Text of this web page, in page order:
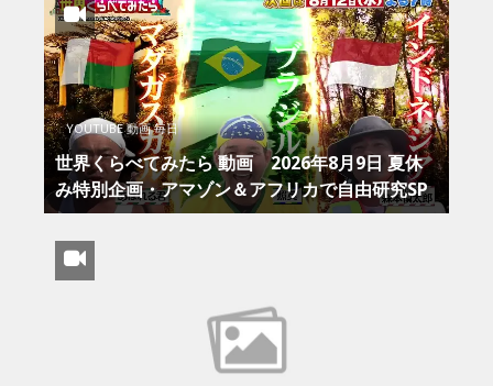
YOUTUBE 動画 毎日
世界くらべてみたら 動画 2026年8月9日 夏休
み特別企画・アマゾン＆アフリカで自由研究SP